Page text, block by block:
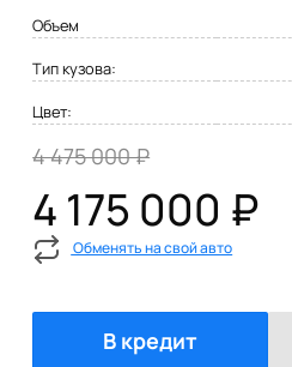
Объем
Тип кузова:
Цвет:
4 475 000 ₽
4 175 000 ₽
Обменять на свой авто
В кредит